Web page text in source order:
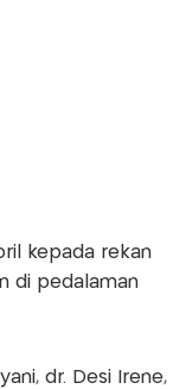
kepada rekan
di pedalaman
dr. Desi Irene,